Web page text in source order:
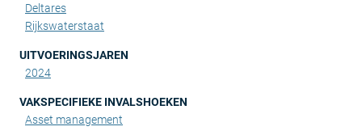
Deltares
Rijkswaterstaat
UITVOERINGSJAREN
2024
VAKSPECIFIEKE INVALSHOEKEN
Asset management